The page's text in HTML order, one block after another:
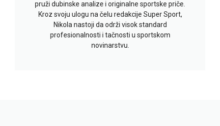
pruži dubinske analize i originalne sportske priče.
Kroz svoju ulogu na čelu redakcije Super Sport,
Nikola nastoji da održi visok standard
profesionalnosti i tačnosti u sportskom
novinarstvu.